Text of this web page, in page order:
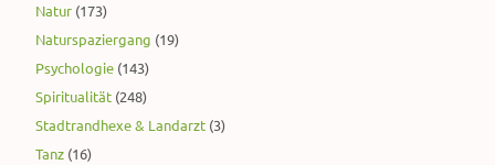
Natur (173)
Naturspaziergang (19)
Psychologie (143)
Spiritualität (248)
Stadtrandhexe & Landarzt (3)
Tanz (16)